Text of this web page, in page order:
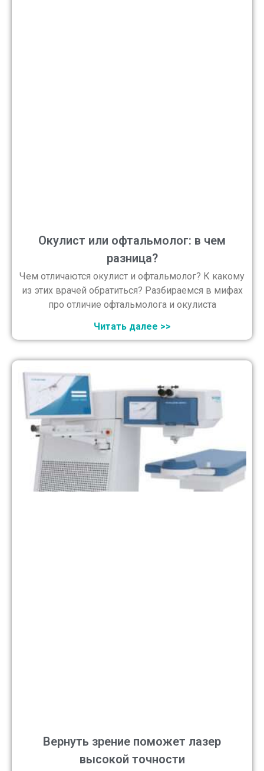
Окулист или офтальмолог: в чем
разница?
Чем отличаются окулист и офтальмолог? К какому
из этих врачей обратиться? Разбираемся в мифах
про отличие офтальмолога и окулиста
Читать далее >>
Вернуть зрение поможет лазер
высокой точности